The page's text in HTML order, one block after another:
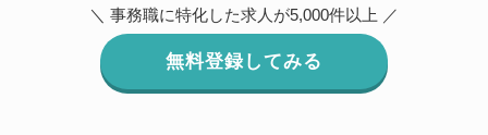
＼ 事務職に特化した求人が5,000件以上 ／
無料登録してみる